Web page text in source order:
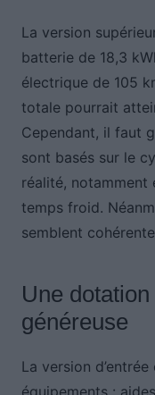
La version
batterie de 18,3
électrique de 105
totale pourrait
Cependant, il faut
sont basés sur le
réalité,
temps froid.
semblent
Une dotation
généreuse
La version